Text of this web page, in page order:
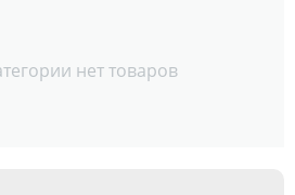
нет товаров